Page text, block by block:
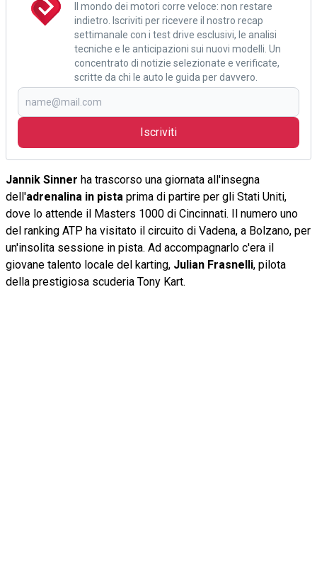
Il mondo dei motori corre veloce: non restare
indietro. Iscriviti per ricevere il nostro recap
settimanale con i test drive esclusivi, le analisi
tecniche e le anticipazioni sui nuovi modelli. Un
concentrato di notizie selezionate e verificate,
scritte da chi le auto le guida per davvero.
Iscriviti
Jannik Sinner ha trascorso una giornata all'insegna
dell'adrenalina in pista prima di partire per gli Stati Uniti,
dove lo attende il Masters 1000 di Cincinnati. Il numero uno
del ranking ATP ha visitato il circuito di Vadena, a Bolzano, per
un'insolita sessione in pista. Ad accompagnarlo c'era il
giovane talento locale del karting, Julian Frasnelli, pilota
della prestigiosa scuderia Tony Kart.